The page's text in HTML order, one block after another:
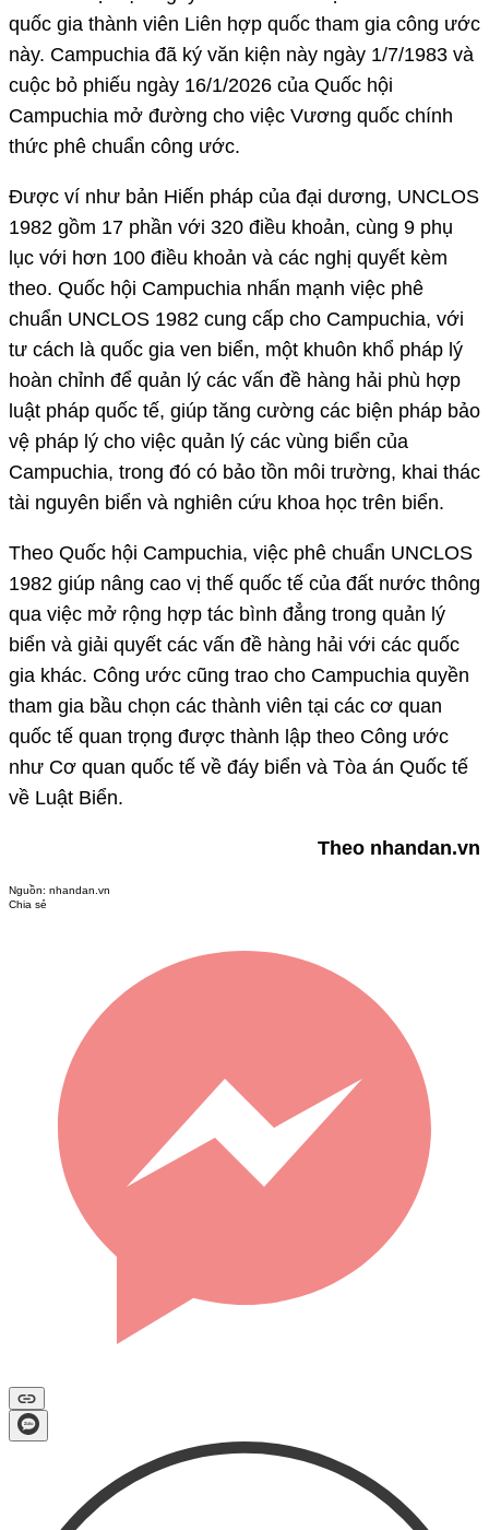
quốc gia thành viên Liên hợp quốc tham gia công ước
này. Campuchia đã ký văn kiện này ngày 1/7/1983 và
cuộc bỏ phiếu ngày 16/1/2026 của Quốc hội
Campuchia mở đường cho việc Vương quốc chính
thức phê chuẩn công ước.
Được ví như bản Hiến pháp của đại dương, UNCLOS
1982 gồm 17 phần với 320 điều khoản, cùng 9 phụ
lục với hơn 100 điều khoản và các nghị quyết kèm
theo. Quốc hội Campuchia nhấn mạnh việc phê
chuẩn UNCLOS 1982 cung cấp cho Campuchia, với
tư cách là quốc gia ven biển, một khuôn khổ pháp lý
hoàn chỉnh để quản lý các vấn đề hàng hải phù hợp
luật pháp quốc tế, giúp tăng cường các biện pháp bảo
vệ pháp lý cho việc quản lý các vùng biển của
Campuchia, trong đó có bảo tồn môi trường, khai thác
tài nguyên biển và nghiên cứu khoa học trên biển.
Theo Quốc hội Campuchia, việc phê chuẩn UNCLOS
1982 giúp nâng cao vị thế quốc tế của đất nước thông
qua việc mở rộng hợp tác bình đẳng trong quản lý
biển và giải quyết các vấn đề hàng hải với các quốc
gia khác. Công ước cũng trao cho Campuchia quyền
tham gia bầu chọn các thành viên tại các cơ quan
quốc tế quan trọng được thành lập theo Công ước
như Cơ quan quốc tế về đáy biển và Tòa án Quốc tế
về Luật Biển.
Theo nhandan.vn
Nguồn: nhandan.vn
Chia sẻ